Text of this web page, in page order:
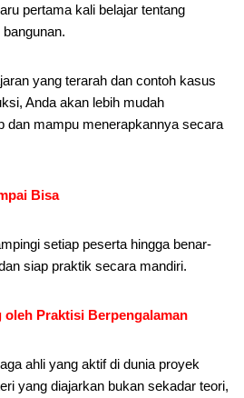
pertama kali belajar tentang
yang terarah dan contoh kasus
Anda akan lebih mudah
dan mampu menerapkannya secara
Bisa
setiap peserta hingga benar-
siap praktik secara mandiri.
Praktisi Berpengalaman
ahli yang aktif di dunia proyek
yang diajarkan bukan sekadar teori,